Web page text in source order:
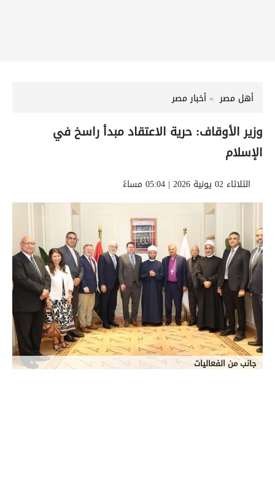
أهل مصر أخبار مصر
وزير الأوقاف: حرية الاعتقاد مبدأ راسخ في
الإسلام
الثلاثاء 02 يونية 2026 | 05:04 مساءً
جانب من الفعاليات